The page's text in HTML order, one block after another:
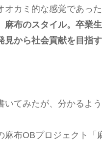
オカミ的な感覚であっ
麻布のスタイル。卒業
見から社会貢献を目指
いてみたが、分かるよ
麻布OBプロジェクト